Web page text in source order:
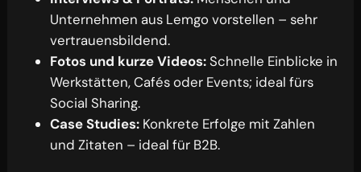
Unternehmen aus Lemgo vorstellen – sehr
vertrauensbildend.
Fotos und kurze Videos:Schnelle Einblicke in
Werkstätten, Cafés oder Events; ideal fürs
Social Sharing.
Case Studies: Konkrete Erfolge mit Zahlen
und Zitaten – ideal für B2B.